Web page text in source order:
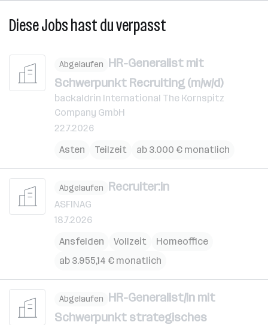
Diese Jobs hast du verpasst
Abgelaufen HR-Generalist mit
Schwerpunkt Recruiting (m/w/d)
backaldrin International The Kornspitz
Company GmbH
22.7.2026
Asten
Teilzeit ab 3.000 € monatlich
Abgelaufen Recruiter:in
ASFINAG
18.7.2026
Ansfelden
Vollzeit
Homeoffice
ab 3.955,14 € monatlich
Abgelaufen HR-Generalist/in mit
Schwerpunkt strategisches